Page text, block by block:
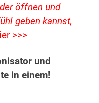
öffnen und
geben kannst,
>>>
und
in einem!